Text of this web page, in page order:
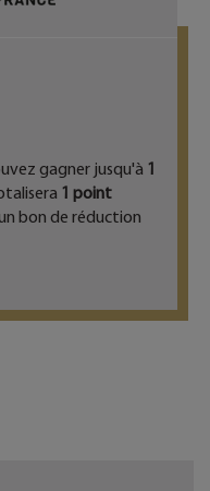
gagner jusqu'à 1
1 point
bon de réduction